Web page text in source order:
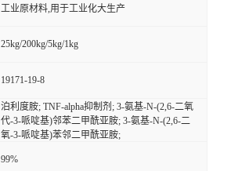
工业原材料,用于工业化大生产
25kg/200kg/5kg/1kg
19171-19-8
泊利度胺; TNF-alpha抑制剂; 3-氨基-N-(2,6-二氧
代-3-哌啶基)邻苯二甲酰亚胺; 3-氨基-N-(2,6-二
氧-3-哌啶基)苯邻二甲酰亚胺;
99%